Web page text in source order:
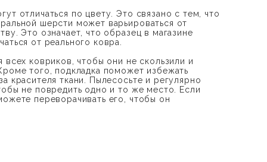
отличаться по цвету. Это связано с тем, что
шерсти может варьироваться от
Это означает, что образец в магазине
от реального ковра.
всех ковриков, чтобы они не скользили и
того, подкладка поможет избежать
красителя ткани. Пылесосьте и регулярно
не повредить одно и то же место. Если
переворачивать его, чтобы он